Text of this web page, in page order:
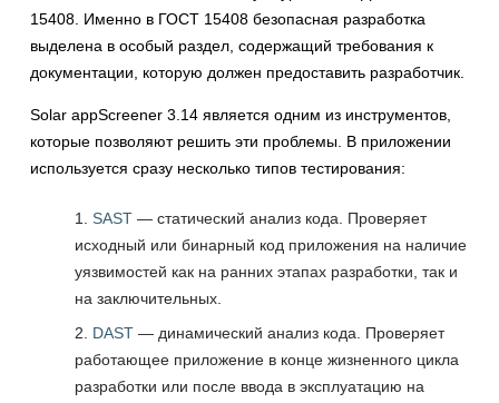
15408. Именно в ГОСТ 15408 безопасная разработка
выделена в особый раздел, содержащий требования к
документации, которую должен предоставить разработчик.
Solar appScreener 3.14 является одним из инструментов,
которые позволяют решить эти проблемы. В приложении
используется сразу несколько типов тестирования:
SAST — статический анализ кода. Проверяет
исходный или бинарный код приложения на наличие
уязвимостей как на ранних этапах разработки, так и
на заключительных.
DAST — динамический анализ кода. Проверяет
работающее приложение в конце жизненного цикла
разработки или после ввода в эксплуатацию на